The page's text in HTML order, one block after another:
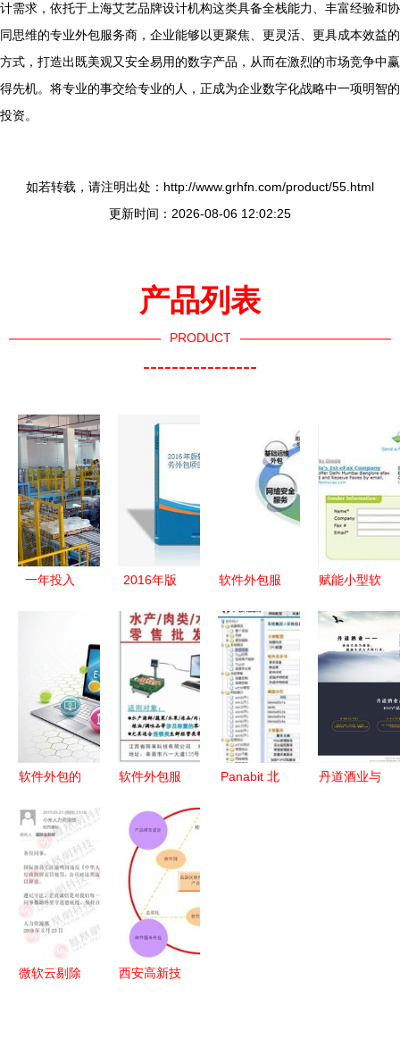
计需求，依托于上海艾艺品牌设计机构这类具备全栈能力、丰富经验和协
同思维的专业外包服务商，企业能够以更聚焦、更灵活、更具成本效益的
方式，打造出既美观又安全易用的数字产品，从而在激烈的市场竞争中赢
得先机。将专业的事交给专业的人，正成为企业数字化战略中一项明智的
投资。
如若转载，请注明出处：http://www.grhfn.com/product/55.html
更新时间：2026-08-06 12:02:25
产品列表
PRODUCT
----------------
一年投入
的软件外包
服务大棋局
2016年版
服务外包项
目商业计划
书
软件外包服
失效 从CIO
视角看产业
变革
赋能小型软
高效在线协
同工具指南
软件外包的
确保项目成
功的关键准
软件外包服
鲜水产与蔬
菜水果连锁
行业的数字
化转型
Panabit 北
丹道酒业与
微软云剔除
西安高新技